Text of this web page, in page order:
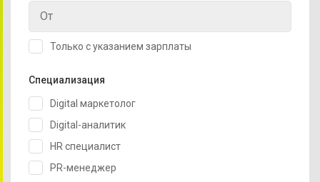
Только с указанием зарплаты
Специализация
Digital маркетолог
Digital-аналитик
HR специалист
PR-менеджер